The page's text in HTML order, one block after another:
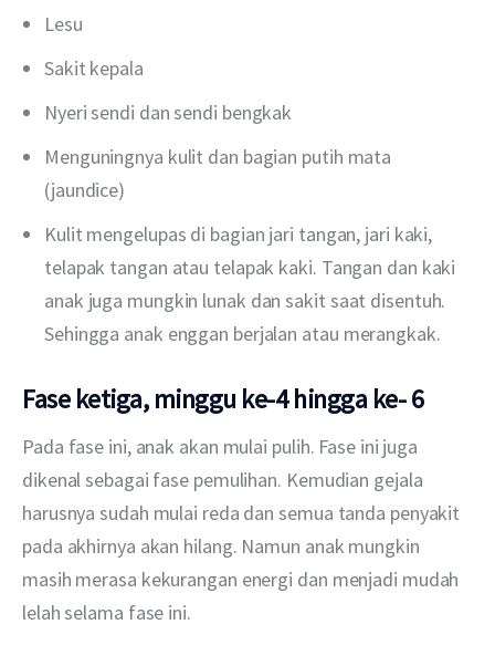
Lesu
Sakit kepala
Nyeri sendi dan sendi bengkak
Menguningnya kulit dan bagian putih mata
(jaundice)
Kulit mengelupas di bagian jari tangan, jari kaki,
telapak tangan atau telapak kaki. Tangan dan kaki
anak juga mungkin lunak dan sakit saat disentuh.
Sehingga anak enggan berjalan atau merangkak.
Fase ketiga, minggu ke-4 hingga ke- 6
Pada fase ini, anak akan mulai pulih. Fase ini juga
dikenal sebagai fase pemulihan. Kemudian gejala
harusnya sudah mulai reda dan semua tanda penyakit
pada akhirnya akan hilang. Namun anak mungkin
masih merasa kekurangan energi dan menjadi mudah
lelah selama fase ini.